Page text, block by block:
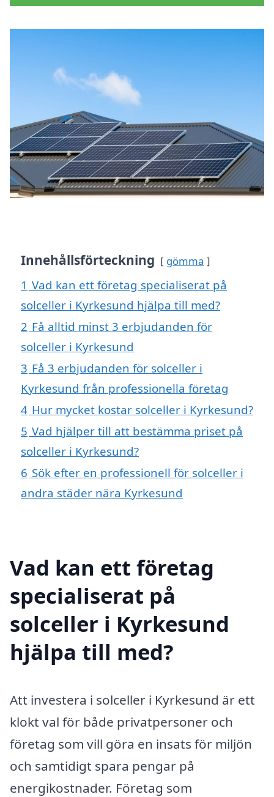
Innehållsförteckning gömma
1 Vad kan ett företag specialiserat på
solceller i Kyrkesund hjälpa till med?
2 Få alltid minst 3 erbjudanden för
solceller i Kyrkesund
3 Få 3 erbjudanden för solceller i
Kyrkesund från professionella företag
4 Hur mycket kostar solceller i Kyrkesund?
5 Vad hjälper till att bestämma priset på
solceller i Kyrkesund?
6 Sök efter en professionell för solceller i
andra städer nära Kyrkesund
Vad kan ett företag
specialiserat på
solceller i Kyrkesund
hjälpa till med?
Att investera i solceller i Kyrkesund är ett
klokt val för både privatpersoner och
företag som vill göra en insats för miljön
och samtidigt spara pengar på
energikostnader. Företag som